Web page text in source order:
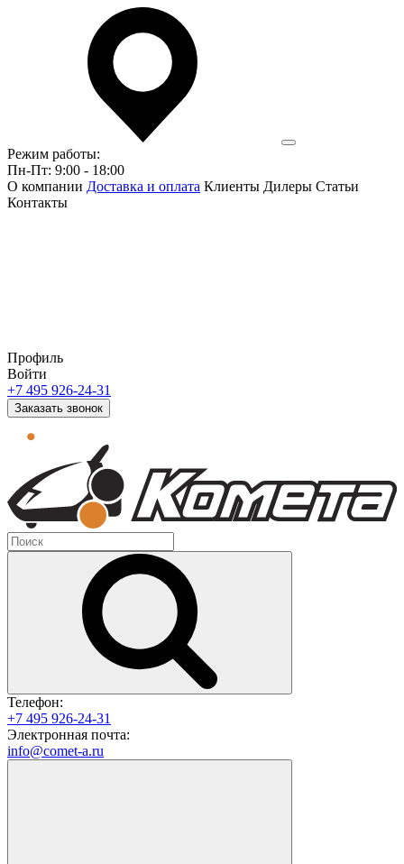
Режим работы:
Пн-Пт: 9:00 - 18:00
О компании Доставка и оплата Клиенты Дилеры Статьи
Контакты
Профиль
Войти
+7 495 926-24-31
Заказать звонок
Телефон:
+7 495 926-24-31
Электронная почта:
info@comet-a.ru